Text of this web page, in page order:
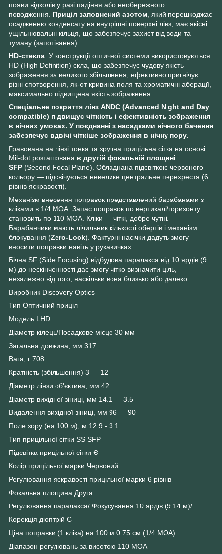
появи відколів у разі падіння або необережного
поводження. Приціл заповнений азотом , який перешкоджає
осадженню конденсату на внутрішні поверхні лінз, має якісні
ущільнювальні кільця, що забезпечує захист від води та
туману (запотівання).
HD-стекла . У конструкції оптичної системи використовуються
HD (High Definition) скла, що забезпечує чудову якість
зображення за великого збільшення, ефективно пригнічує
різні спотворення, як-от кривина поля та хроматичні аберації,
максимально підвищена якість зображення.
Спеціальне покриття лінз ANDC (Advanced Night and Day
compatible) підвищує чіткість і ефективність зображення
в нічних умовах. У поєднанні з насадками нічного бачення
забезпечує вдвічі чіткіше зображення в нічну пору.
Гравована на лінзі тонка та зручна прицільна сітка на основі
Mil-dot розташована в другій фокальній площині
SFP (Second Focal Plane). Обладнана підсвіткою червоного
кольору — підсвічується невелике центральне перехрестя (6
рівнів яскравості).
Механізм внесення поправок представлений барабанами з
кліками в 1/4 MOA. Запас поправок по вертикалі/горизонту
становить по 110 MOA. Кліки — чіткі, добре чутні.
Барабанчики мають лічильник кількості обертів і механізм
блокування (Zero-Lock). Фактурні насічки дадуть змогу
вносити поправки навіть у рукавичках.
Бічна SF (Side Focusing) відбудова паралакса від 10 ярдів (9
м) до нескінченності дає змогу чітко визначити ціль,
незалежно від того, наскільки вона близько або далеко.
Виробник Discovery Optics
Тип Оптичний приціл
Модель LHD
Діаметр кілець/Посадкове місце 30 мм
Загальна довжина, мм 317
Вага, г 708
Кратність (збільшення) 3 — 12
Діаметр лінзи об'єктива, мм 42
Діаметр вихідної зіниці, мм 14.1 — 3.5
Видалення вихідної зіниці, мм 96 — 90
Поле зору (на 100 м), м 12.9 - 3.1
Тип прицільної сітки SS SFP
Підсвітка прицільної сітки Є
Колір прицільної марки Червоний
Регулювання яскравості прицільної марки 6 рівнів
Фокальна площина Друга
Регулювання паралакса/ Фокусування 10 ярдів (9.14 м)/
Корекція діоптрій Є
Ціна поправки (1 кліка) на 100 м 0.75 см (1/4 МОА)
Діапазон регулювань за висотою 110 MOA